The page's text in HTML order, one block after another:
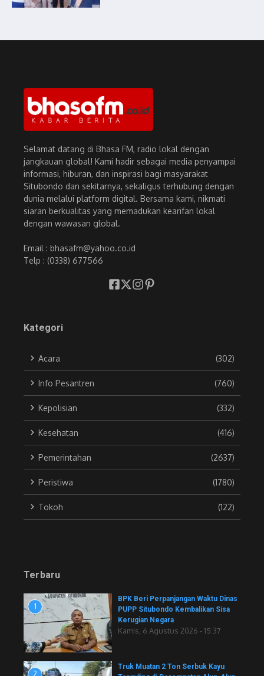
Selamat datang di Bhasa FM, radio lokal dengan
jangkauan global! Kami hadir sebagai media penyampai
informasi, hiburan, dan inspirasi bagi masyarakat
Situbondo dan sekitarnya, sekaligus terhubung dengan
dunia melalui platform digital. Bersama kami, nikmati
siaran berkualitas yang memadukan kearifan lokal
dengan wawasan global.
Email : bhasafm@yahoo.co.id
Telp : (0338) 677566
Kategori
Acara (302)
Info Pesantren (760)
Kepolisian (332)
Kesehatan (416)
Pemerintahan (2637)
Peristiwa (1780)
Tokoh (122)
Terbaru
1
BPK Beri Perpanjangan Waktu Dinas
PUPP Situbondo Kembalikan Sisa
Kerugian Negara
Kamis, 6 Agustus 2026 - 15:37
2
Truk Muatan 2 Ton Serbuk Kayu